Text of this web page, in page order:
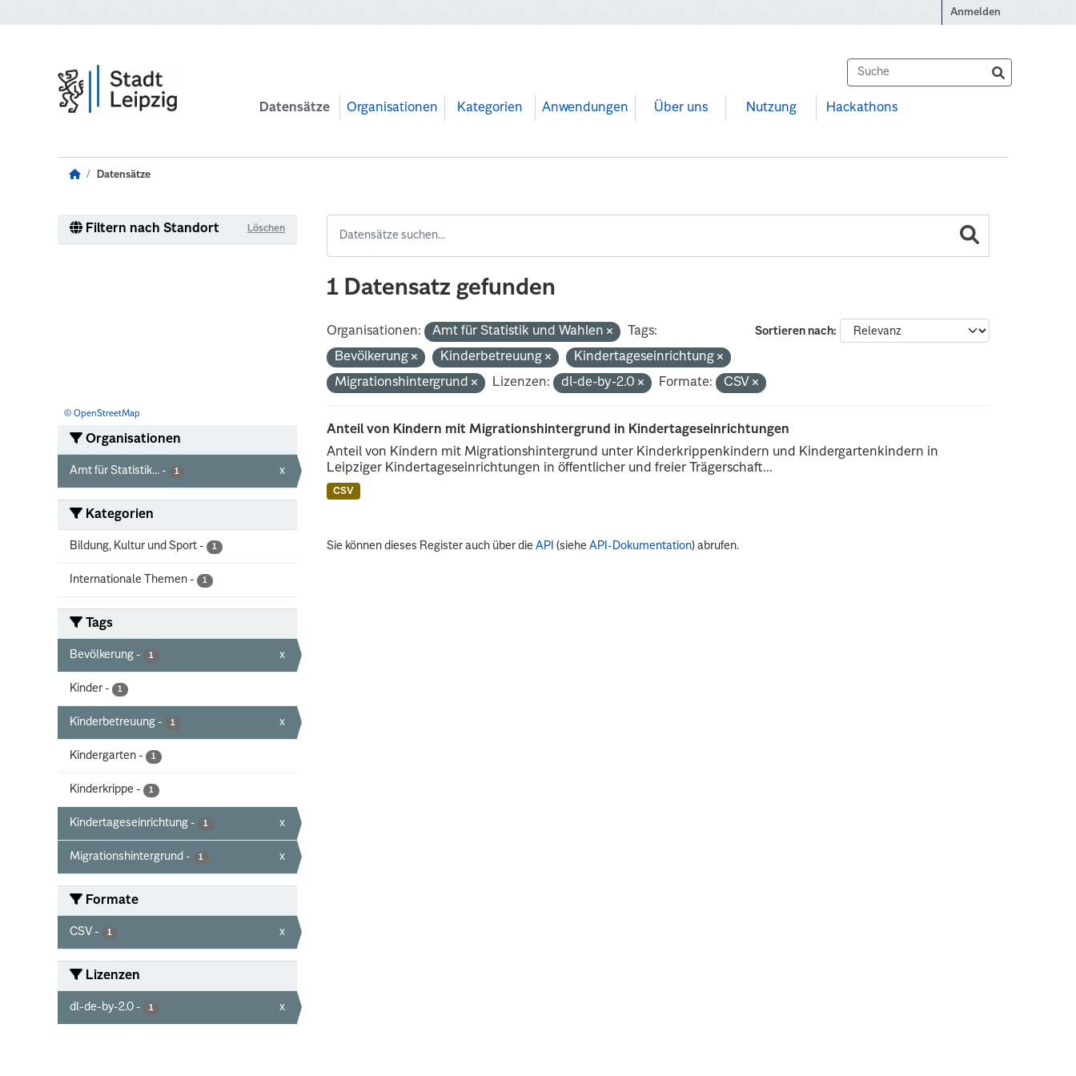
Anmelden
Datensätze Organisationen Kategorien Anwendungen Über uns Nutzung Hackathons
Datensätze
Filtern nach Standort Löschen
© OpenStreetMap
Organisationen
Amt für Statistik... - 1 x
Kategorien
Bildung, Kultur und Sport - 1
Internationale Themen - 1
Tags
Bevölkerung - 1 x
Kinder - 1
Kinderbetreuung - 1 x
Kindergarten - 1
Kinderkrippe - 1
Kindertageseinrichtung - 1 x
Migrationshintergrund - 1 x
Formate
CSV - 1 x
Lizenzen
dl-de-by-2.0 - 1 x
1 Datensatz gefunden
Sortieren nach
Organisationen: Amt für Statistik und Wahlen
Tags:
Bevölkerung
Kinderbetreuung
Kindertageseinrichtung
Migrationshintergrund
Lizenzen: dl-de-by-2.0 Formate: CSV
Anteil von Kindern mit Migrationshintergrund in Kindertageseinrichtungen
Anteil von Kindern mit Migrationshintergrund unter Kinderkrippenkindern und Kindergartenkindern in
Leipziger Kindertageseinrichtungen in öffentlicher und freier Trägerschaft...
CSV
Sie können dieses Register auch über dieAPI (sieheAPI-Dokumentation) abrufen.